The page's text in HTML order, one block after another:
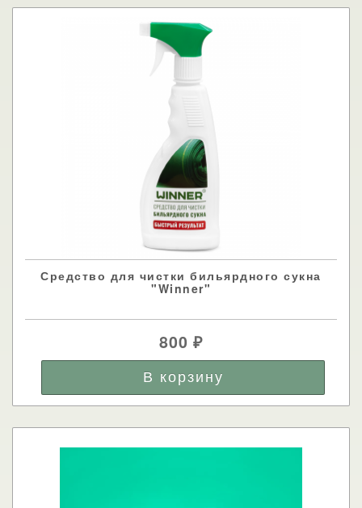
Средство для чистки бильярдного сукна
"Winner"
800₽